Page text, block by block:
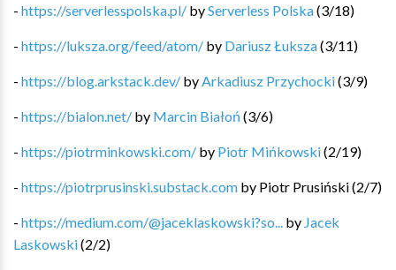
- https://serverlesspolska.pl/ byServerless Polska(3/18)
- https://luksza.org/feed/atom/ by Dariusz Łuksza(3/11)
- https://blog.arkstack.dev/ by Arkadiusz Przychocki(3/9)
- https://bialon.net/ by Marcin Białoń (3/6)
- https://piotrminkowski.com/ by Piotr Mińkowski(2/19)
- https://piotrprusinski.substack.com by Piotr Prusiński(2/7)
- https://medium.com/@jaceklaskowski?so... by Jacek
Laskowski(2/2)